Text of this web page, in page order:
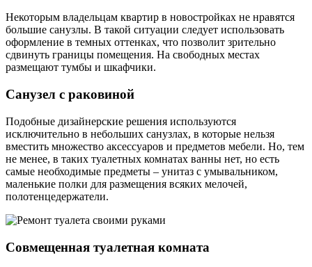
Некоторым владельцам квартир в новостройках не нравятся
большие санузлы. В такой ситуации следует использовать
оформление в темных оттенках, что позволит зрительно
сдвинуть границы помещения. На свободных местах
размещают тумбы и шкафчики.
Санузел с раковиной
Подобные дизайнерские решения используются
исключительно в небольших санузлах, в которые нельзя
вместить множество аксессуаров и предметов мебели. Но, тем
не менее, в таких туалетных комнатах ванны нет, но есть
самые необходимые предметы – унитаз с умывальником,
маленькие полки для размещения всяких мелочей,
полотенцедержатели.
Совмещенная туалетная комната